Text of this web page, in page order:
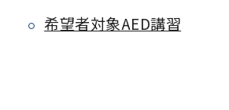
希望者対象AED講習